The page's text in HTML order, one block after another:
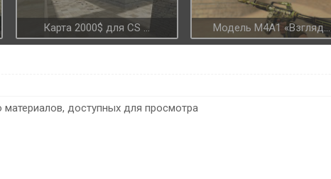
Карта 2000$ для CS ... Модель M4A1 «Взгляд...
материалов, доступных для просмотра